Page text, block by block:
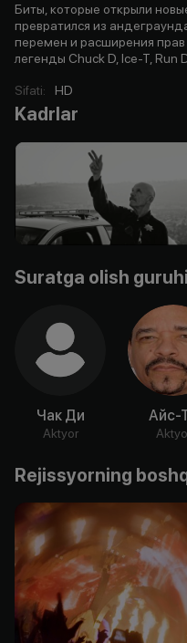
Биты, которые открыли
превратился из
перемен и расширения
легенды Chuck D, Ice-T, Run
Sifati: HD
Kadrlar
Suratga olish guruhi
Чак Ди
Aktyor
Айс-
Rejissyorning